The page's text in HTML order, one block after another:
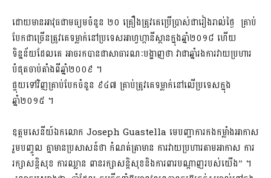
ដោយមានអាវុធជាមធ្យមចំនួន ២០ គ្រឿង​ត្រូវគេប្រើប្រាស់ជារៀងរាល់ថ្ងៃ គ្រាប់
បែកជាច្រើនត្រូវគេទម្លាក់នៅប្រទេសអាហ្វហ្កានីស្ថានក្នុងឆ្នាំ២០១៨ ហើយ
ទិន្នន័យ​ដែលគេ អាចរកបានជាសាធារណៈបង្ហាញថា វាជាឆ្នាំរងការវាយប្រហារ
បំផុតចាប់តាំងពីឆ្នាំ២០០៩ ។
ផ្ទុយទៅវិញគ្រាប់បែកចំនួន ៩៤៧ គ្រាប់ត្រូវគេទម្លាក់នៅលើប្រទេសក្នុង
ឆ្នាំ២០១៥ ។
ឧត្តមសេនីយ៍ឯកលោក Joseph Guastella មេបញ្ជាការកងកម្លាំងអាកាស
រួមបញ្ចូល គ្នាមានប្រសាសន៍ថា កំណត់ត្រាមាន ការវាយប្រហារតាមអាកាស ការ
រក្សាសន្តិសុខ ការឈ្លាន ពាន​រក្សាសន្តិសុខនិងការពារបណ្តាញរបស់យើង” ។